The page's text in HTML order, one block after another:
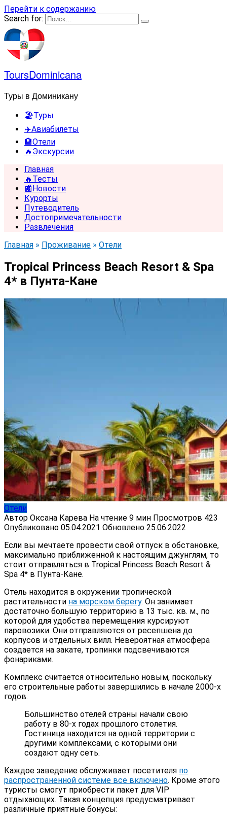
Перейти к содержанию
Search for:
ToursDominicana
Туры в Доминикану
🏖️Туры
✈️Авиабилеты
🏨Отели
🔥Экскурсии
Главная
🔥Тесты
📰Новости
Курорты
Путеводитель
Достопримечательности
Развлечения
Главная » Проживание » Отели
Tropical Princess Beach Resort & Spa
4* в Пунта-Кане
Отели
Автор Оксана Карева На чтение 9 мин Просмотров 423
Опубликовано 05.04.2021 Обновлено 25.06.2022
Если вы мечтаете провести свой отпуск в обстановке,
максимально приближенной к настоящим джунглям, то
стоит отправляться в Tropical Princess Beach Resort &
Spa 4* в Пунта-Кане.
Отель находится в окружении тропической
растительности на морском берегу. Он занимает
достаточно большую территорию в 13 тыс. кв. м., по
которой для удобства перемещения курсируют
паровозики. Они отправляются от ресепшена до
корпусов и отдельных вилл. Невероятная атмосфера
создается на закате, тропинки подсвечиваются
фонариками.
Комплекс считается относительно новым, поскольку
его строительные работы завершились в начале 2000-х
годов.
Большинство отелей страны начали свою
работу в 80-х годах прошлого столетия.
Гостиница находится на одной территории с
другими комплексами, с которыми они
создают одну сеть.
Каждое заведение обслуживает посетителя по
распространенной системе все включено. Кроме этого
туристы смогут приобрести пакет для VIP
отдыхающих. Такая концепция предусматривает
различные приятные бонусы: